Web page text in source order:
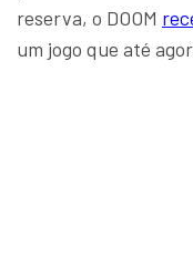
reserva, o DOOM
um jogo que até